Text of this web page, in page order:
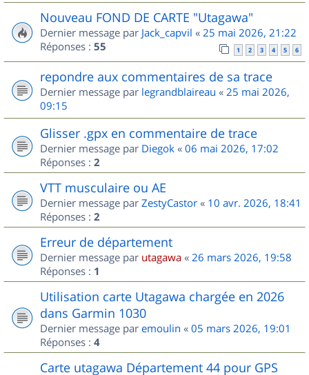
Nouveau FOND DE CARTE "Utagawa"
Dernier message par Jack_capvil « 25 mai 2026, 21:22
Réponses : 55 1 2 3 4 5 6
repondre aux commentaires de sa trace
Dernier message par legrandblaireau « 25 mai 2026,
09:15
Glisser .gpx en commentaire de trace
Dernier message par Diegok « 06 mai 2026, 17:02
Réponses : 2
VTT musculaire ou AE
Dernier message par ZestyCastor « 10 avr. 2026, 18:41
Réponses : 2
Erreur de département
Dernier message par utagawa « 26 mars 2026, 19:58
Réponses : 1
Utilisation carte Utagawa chargée en 2026
dans Garmin 1030
Dernier message par emoulin « 05 mars 2026, 19:01
Réponses : 4
Carte utagawa Département 44 pour GPS